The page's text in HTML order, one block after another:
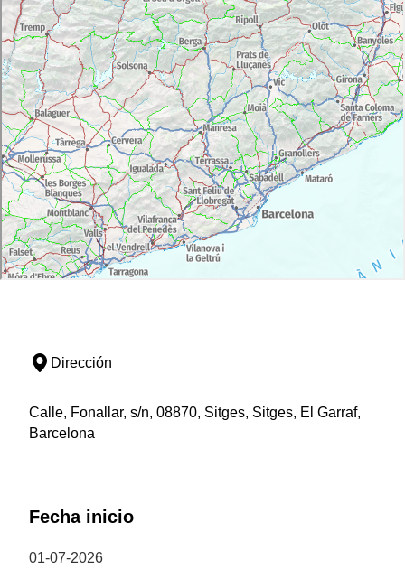
Dirección
Calle, Fonallar, s/n, 08870, Sitges, Sitges, El Garraf,
Barcelona
Fecha inicio
01-07-2026